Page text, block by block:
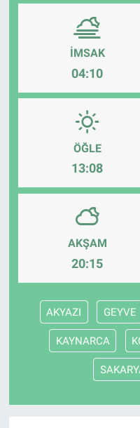
İMSAK
04:10
ÖĞLE
13:08
AKŞAM
20:15
AKYAZI GEYVE
KAYNARCA